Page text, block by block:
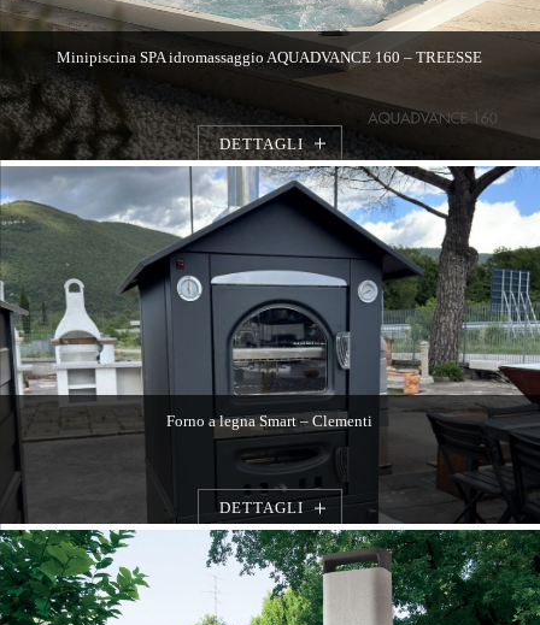
Minipiscina SPA idromassaggio AQUADVANCE 160 – TREESSE
DETTAGLI
Forno a legna Smart – Clementi
DETTAGLI